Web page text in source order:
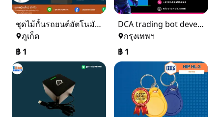
ชุดไม้กั้นรถยนต์อัตโนมัติ 1 ตู้ เข้า - ออก
ภูเก็ต
฿ 1
DCA trading bot development
กรุงเทพฯ
฿ 1